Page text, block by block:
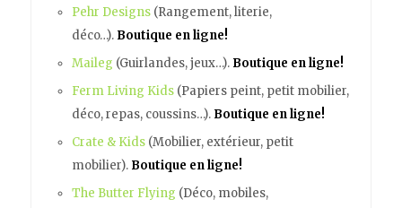
Pehr Designs(Rangement, literie,
déco…). Boutique en ligne!
Maileg (Guirlandes, jeux…). Boutique en ligne!
Ferm Living Kids(Papiers peint, petit mobilier,
déco, repas, coussins…). Boutique en ligne!
Crate & Kids(Mobilier, extérieur, petit
mobilier). Boutique en ligne!
The Butter Flying (Déco, mobiles,